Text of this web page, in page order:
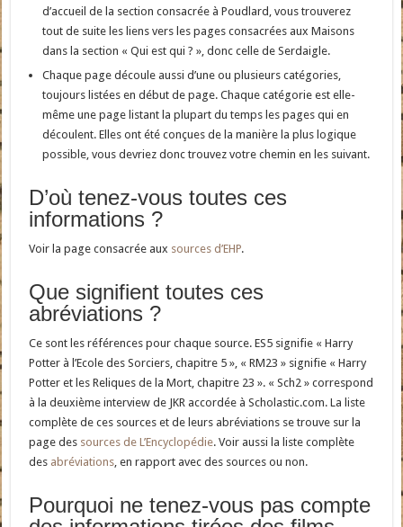
d’accueil de la section consacrée à Poudlard, vous trouverez
tout de suite les liens vers les pages consacrées aux Maisons
dans la section « Qui est qui ? », donc celle de Serdaigle.
Chaque page découle aussi d’une ou plusieurs catégories,
toujours listées en début de page. Chaque catégorie est elle-
même une page listant la plupart du temps les pages qui en
découlent. Elles ont été conçues de la manière la plus logique
possible, vous devriez donc trouvez votre chemin en les suivant.
D’où tenez-vous toutes ces
informations ?
Voir la page consacrée aux sources d’EHP.
Que signifient toutes ces
abréviations ?
Ce sont les références pour chaque source. ES5 signifie « Harry
Potter à l’Ecole des Sorciers, chapitre 5 », « RM23 » signifie « Harry
Potter et les Reliques de la Mort, chapitre 23 ». « Sch2 » correspond
à la deuxième interview de JKR accordée à Scholastic.com. La liste
complète de ces sources et de leurs abréviations se trouve sur la
page des sources de L’Encyclopédie. Voir aussi la liste complète
des abréviations, en rapport avec des sources ou non.
Pourquoi ne tenez-vous pas compte